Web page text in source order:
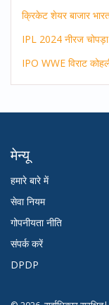
क्रिकेट शेयर बाजार
IPL 2024 नीरज चोपड़ा
IPO WWE विराट
मेन्यू
हमारे बारे में
सेवा नियम
गोपनीयता नीति
संपर्क करें
DPDP